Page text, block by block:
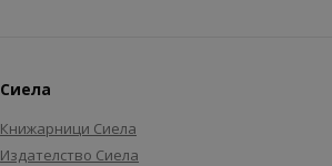
Сиела
Книжарници Сиела
Издателство Сиела